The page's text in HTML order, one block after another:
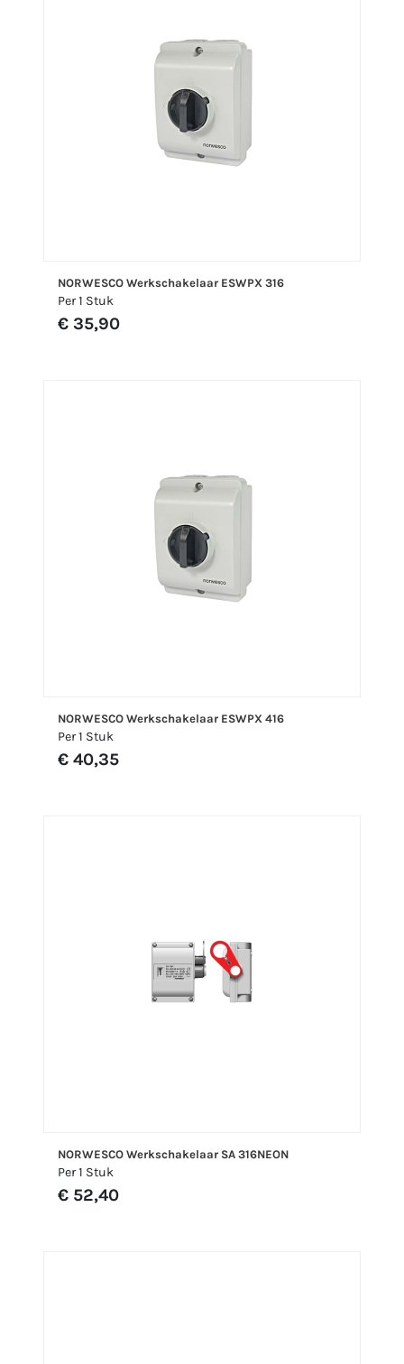
NORWESCO Werkschakelaar ESWPX 316
Per 1 Stuk
€ 35,90
NORWESCO Werkschakelaar ESWPX 416
Per 1 Stuk
€ 40,35
NORWESCO Werkschakelaar SA 316NEON
Per 1 Stuk
€ 52,40